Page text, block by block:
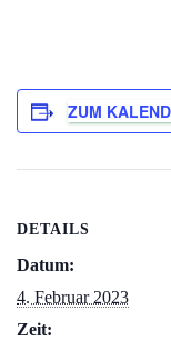
ZUM
DETAILS
Datum:
4. Februar 2023
Zeit: